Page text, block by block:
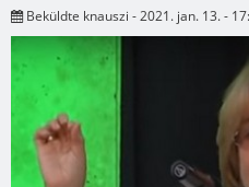
Beküldte knauszi - 2021. jan. 13. -